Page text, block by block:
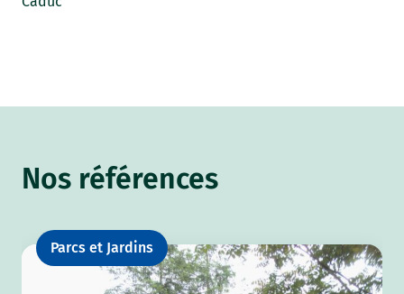
Nos références
Parcs et Jardins